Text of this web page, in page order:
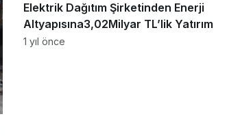
Elektrik Dağıtım Şirketinden Enerji
Altyapısına3,02Milyar TL’lik Yatırım
1 yıl önce